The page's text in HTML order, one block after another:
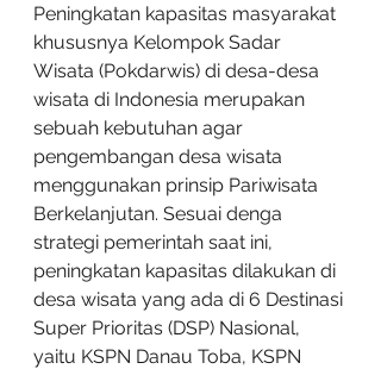
Peningkatan kapasitas masyarakat
khususnya Kelompok Sadar
Wisata (Pokdarwis) di desa-desa
wisata di Indonesia merupakan
sebuah kebutuhan agar
pengembangan desa wisata
menggunakan prinsip Pariwisata
Berkelanjutan. Sesuai denga
strategi pemerintah saat ini,
peningkatan kapasitas dilakukan di
desa wisata yang ada di 6 Destinasi
Super Prioritas (DSP) Nasional,
yaitu KSPN Danau Toba, KSPN